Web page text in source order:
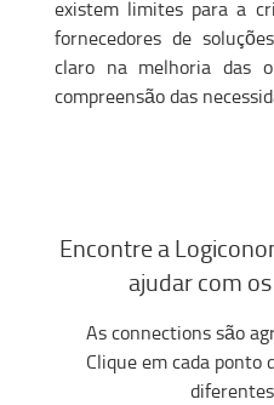
existem limites para a
fornecedores de
claro na melhoria das
compreensão das
Encontre a
ajudar com
As connections são
Clique em cada ponto